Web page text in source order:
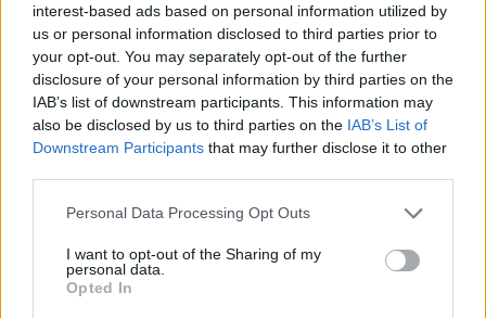
interest-based ads based on personal information utilized by
us or personal information disclosed to third parties prior to
your opt-out. You may separately opt-out of the further
disclosure of your personal information by third parties on the
IAB’s list of downstream participants. This information may
also be disclosed by us to third parties on the IAB’s List of
Downstream Participants that may further disclose it to other
Personal Data Processing Opt Outs
I want to opt-out of the Sharing of my
personal data.
Opted In